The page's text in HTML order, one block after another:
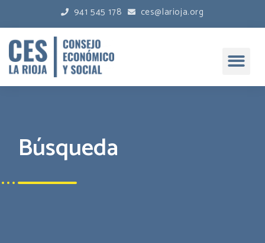
941 545 178 ces@larioja.org
Búsqueda